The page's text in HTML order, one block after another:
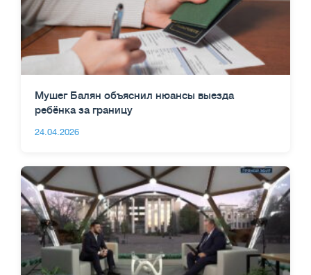
Мушег Балян объяснил нюансы выезда
ребёнка за границу
24.04.2026